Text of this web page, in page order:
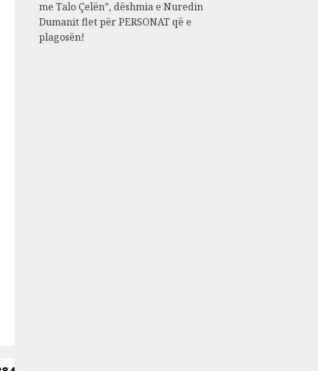
me Talo Çelën”, dëshmia e Nuredin
Dumanit flet për PERSONAT që e
plagosën!